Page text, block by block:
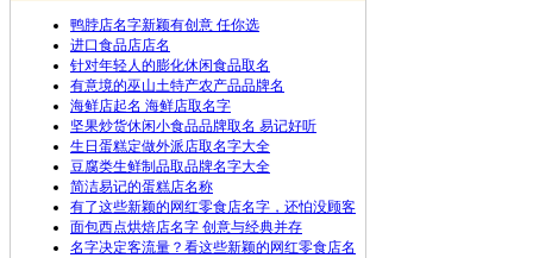
鸭脖店名字新颖有创意 任你选
进口食品店店名
针对年轻人的膨化休闲食品取名
有意境的巫山土特产农产品品牌名
海鲜店起名 海鲜店取名字
坚果炒货休闲小食品品牌取名 易记好听
生日蛋糕定做外派店取名字大全
豆腐类生鲜制品取品牌名字大全
简洁易记的蛋糕店名称
有了这些新颖的网红零食店名字，还怕没顾客
面包西点烘焙店名字 创意与经典并存
名字决定客流量？看这些新颖的网红零食店名